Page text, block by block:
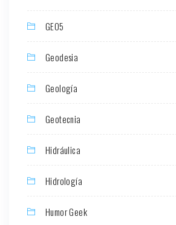
GEO5
Geodesia
Geología
Geotecnia
Hidráulica
Hidrología
Humor Geek